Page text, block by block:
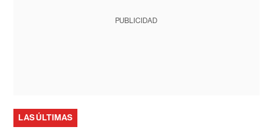
PUBLICIDAD
LAS ÚLTIMAS